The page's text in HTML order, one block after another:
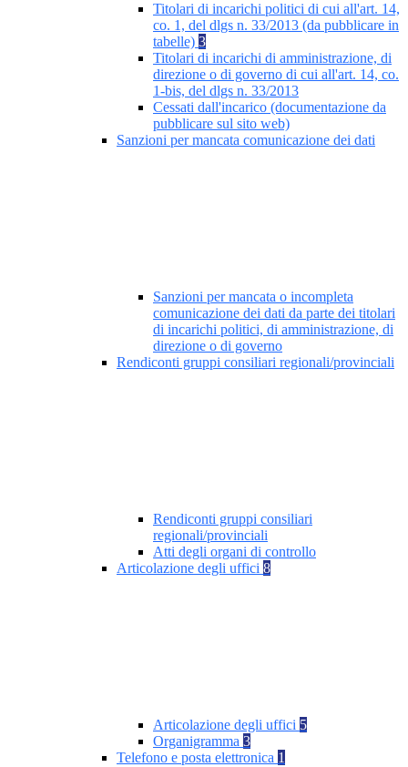
Titolari di incarichi politici di cui all'art. 14,
co. 1, del dlgs n. 33/2013 (da pubblicare in
tabelle) 3
Titolari di incarichi di amministrazione, di
direzione o di governo di cui all'art. 14, co.
1-bis, del dlgs n. 33/2013
Cessati dall'incarico (documentazione da
pubblicare sul sito web)
Sanzioni per mancata comunicazione dei dati
Sanzioni per mancata o incompleta
comunicazione dei dati da parte dei titolari
di incarichi politici, di amministrazione, di
direzione o di governo
Rendiconti gruppi consiliari regionali/provinciali
Rendiconti gruppi consiliari
regionali/provinciali
Atti degli organi di controllo
Articolazione degli uffici 8
Articolazione degli uffici 5
Organigramma 3
Telefono e posta elettronica 1